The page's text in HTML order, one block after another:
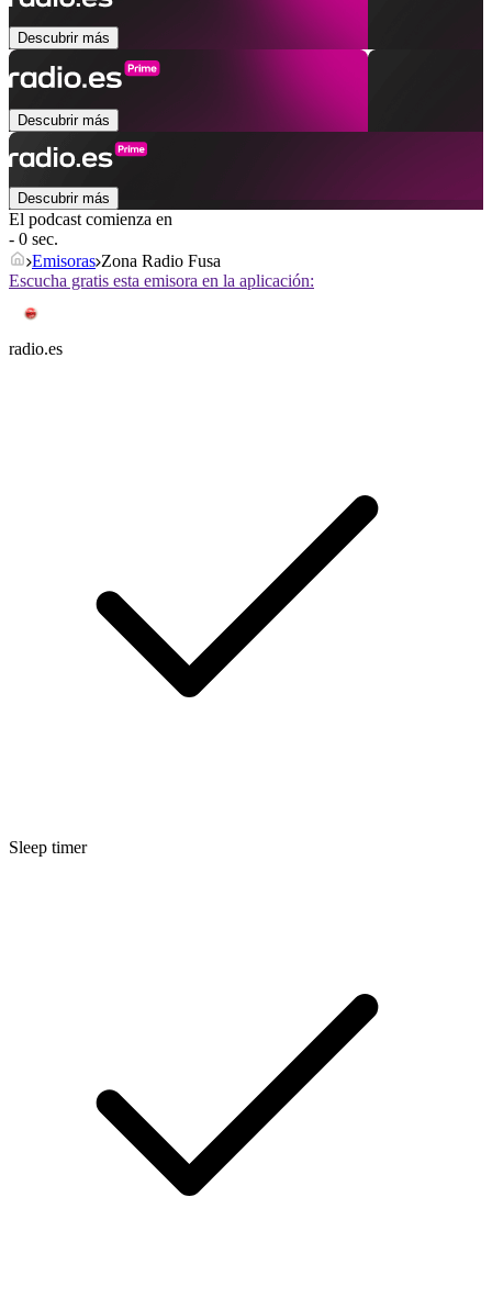
Descubrir más
Descubrir más
Descubrir más
El podcast comienza en
- 0 sec.
Emisoras Zona Radio Fusa
Escucha gratis esta emisora en la aplicación:
radio.es
Sleep timer